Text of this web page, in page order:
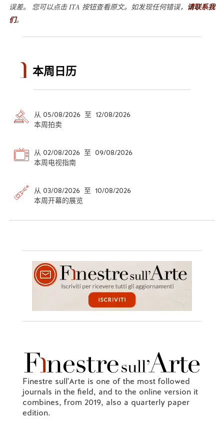
误差。 您可以点击 ITA 按钮查看原文。如发现任何错误， 请联系我
们。
本周日历
从 05/08/2026 至 12/08/2026
本周拍卖
从 02/08/2026 至 09/08/2026
本周电视指南
从 03/08/2026 至 10/08/2026
本周开幕的展览
Finestre sull'Arte is one of the most followed
journals in the field, and to the online version it
combines, from 2019, also a quarterly paper
edition.